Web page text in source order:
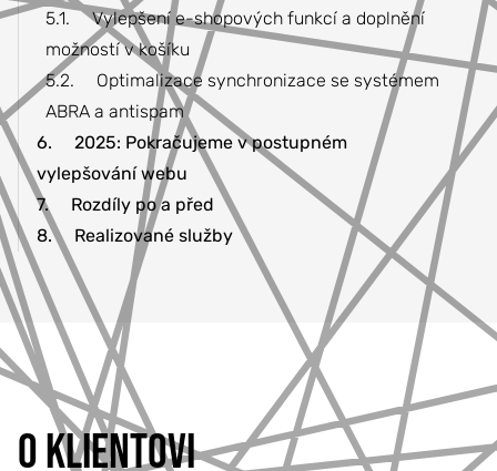
5.1.
Vylepšení e-shopových funkcí a doplnění
možností v košíku
5.2.
Optimalizace synchronizace se systémem
ABRA a antispam
6.
2025: Pokračujeme v postupném
vylepšování webu
7.
Rozdíly po a před
8.
Realizované služby
O KLIENTOVI